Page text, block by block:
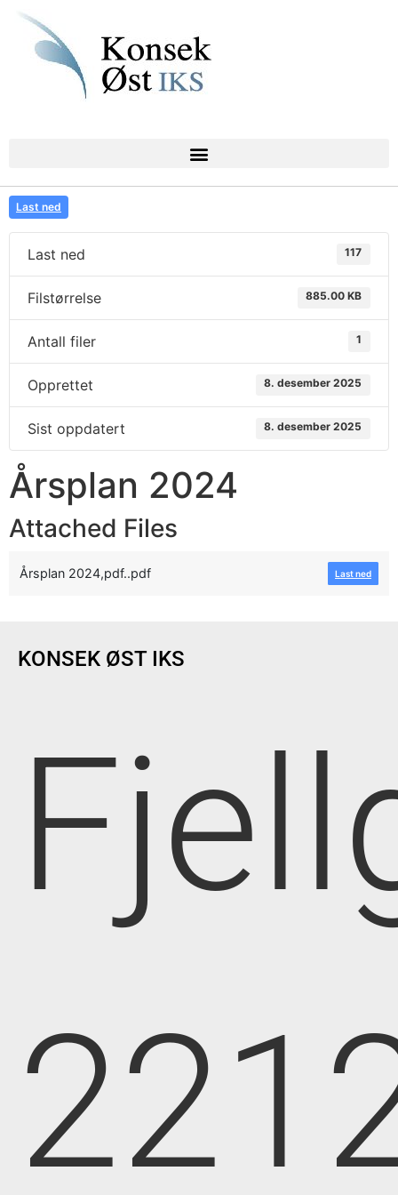
Last ned
Last ned 117
Filstørrelse 885.00 KB
Antall filer 1
Opprettet 8. desember 2025
Sist oppdatert 8. desember 2025
Årsplan 2024
Attached Files
Årsplan 2024,pdf..pdf Last ned
KONSEK ØST IKS